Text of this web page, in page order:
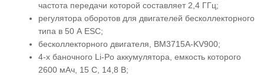
частота передачи которой составляет 2,4 ГГц;
регулятора оборотов для двигателей бесколлекторного
типа в 50 А ESC;
бесколлекторного двигателя, ВМ3715А-KV900;
4-х баночного Li-Po аккумулятора, емкость которого
2600 мАч, 15 С, 14,8 В;